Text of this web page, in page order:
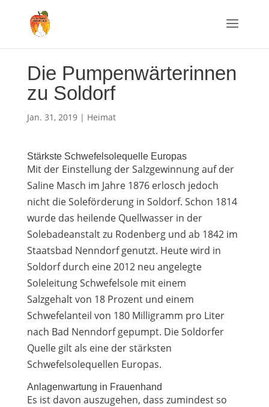
Die Pumpenwärterinnen
zu Soldorf
Jan. 31, 2019| Heimat
Stärkste Schwefelsolequelle Europas
Mit der Einstellung der Salzgewinnung auf der
Saline Masch im Jahre 1876 erlosch jedoch
nicht die Soleförderung in Soldorf. Schon 1814
wurde das heilende Quellwasser in der
Solebadeanstalt zu Rodenberg und ab 1842 im
Staatsbad Nenndorf genutzt. Heute wird in
Soldorf durch eine 2012 neu angelegte
Soleleitung Schwefelsole mit einem
Salzgehalt von 18 Prozent und einem
Schwefelanteil von 180 Milligramm pro Liter
nach Bad Nenndorf gepumpt. Die Soldorfer
Quelle gilt als eine der stärksten
Schwefelsolequellen Europas.
Anlagenwartung in Frauenhand
Es ist davon auszugehen, dass zumindest so